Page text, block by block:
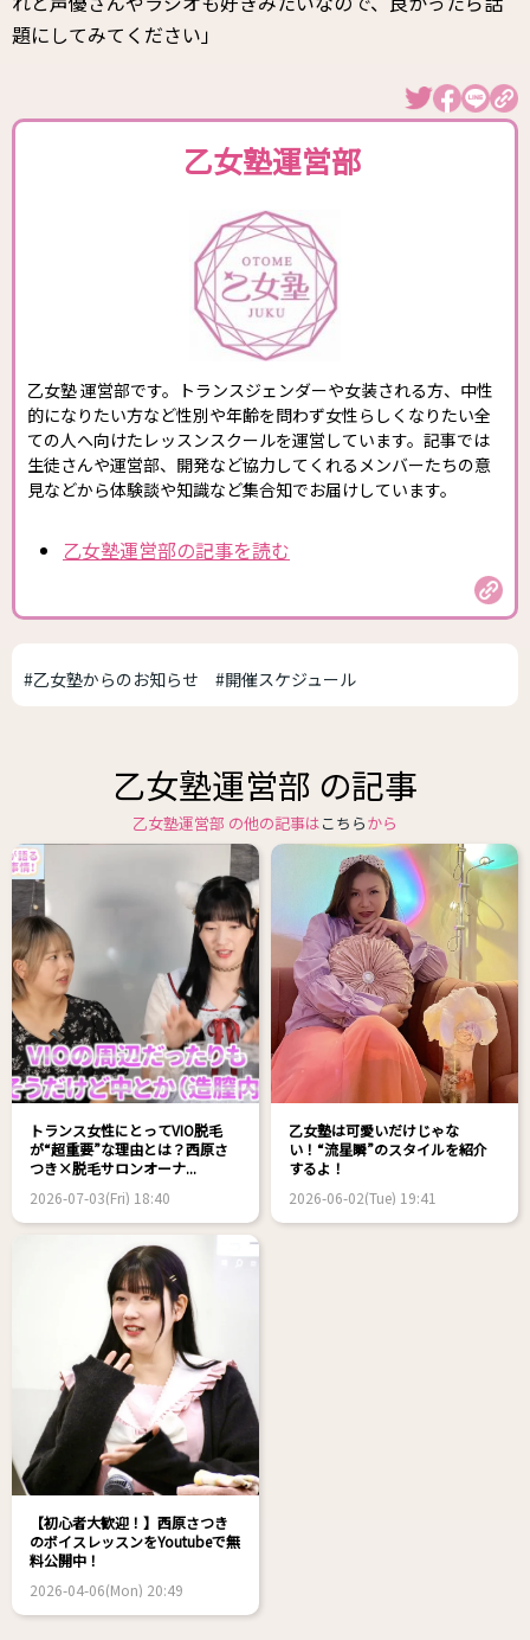
題にしてみてください」
乙女塾運営部
乙女塾 運営部です。トランスジェンダーや女装される方、中性
的になりたい方など性別や年齢を問わず女性らしくなりたい全
ての人へ向けたレッスンスクールを運営しています。記事では
生徒さんや運営部、開発など協力してくれるメンバーたちの意
見などから体験談や知識など集合知でお届けしています。
乙女塾運営部の記事を読む
#乙女塾からのお知らせ #開催スケジュール
乙女塾運営部 の記事
乙女塾運営部 の他の記事はこちらから
トランス女性にとってVIO脱毛
が“超重要”な理由とは？西原さ
つき×脱毛サロンオーナ...
2026-07-03(Fri) 18:40
乙女塾は可愛いだけじゃな
い！“流星瞬”のスタイルを紹介
するよ！
2026-06-02(Tue) 19:41
【初心者大歓迎！】西原さつき
のボイスレッスンをYoutubeで無
料公開中！
2026-04-06(Mon) 20:49